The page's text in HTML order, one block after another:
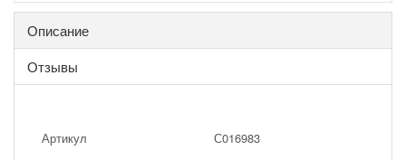
Описание
Отзывы
Артикул С016983